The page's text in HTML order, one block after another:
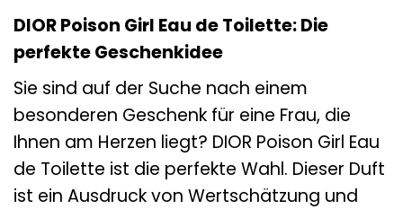
DIOR Poison Girl Eau de Toilette: Die
perfekte Geschenkidee
Sie sind auf der Suche nach einem
besonderen Geschenk für eine Frau, die
Ihnen am Herzen liegt? DIOR Poison Girl Eau
de Toilette ist die perfekte Wahl. Dieser Duft
ist ein Ausdruck von Wertschätzung und